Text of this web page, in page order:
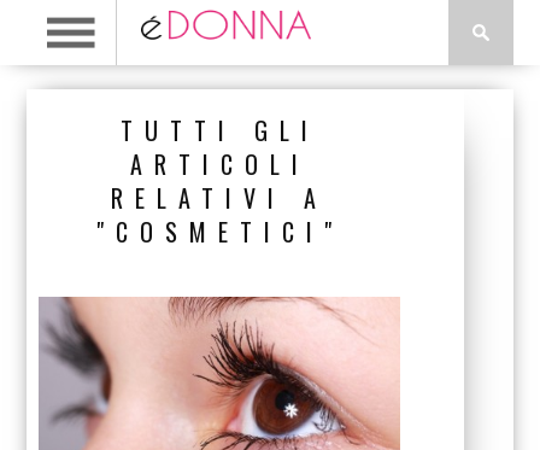
TUTTI GLI
ARTICOLI
RELATIVI A
"COSMETICI"